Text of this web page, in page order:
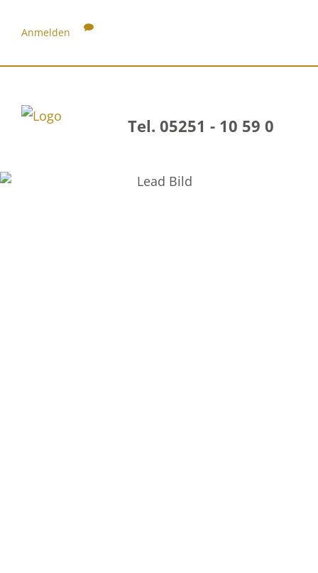
Anmelden
Tel. 05251 - 10 59 0